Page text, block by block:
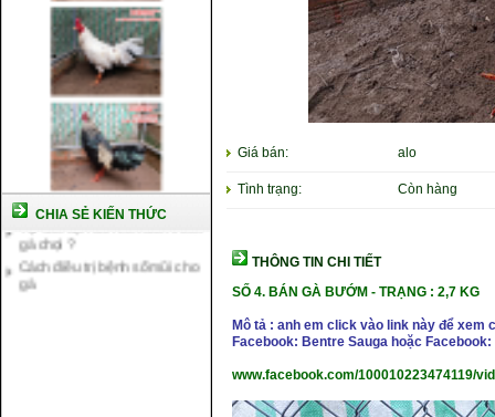
CHIA SẺ KIẾN THỨC
Cách nuôi gà chế độ đá c1
Cách nuôi gà đông tảo thuần
chủng
Kỹ thuật nuôi gà con mới nở
Hướng dẫn nuôi gà đá
Tại sao bạn cần biết cách nuôi
Cách điều trị bệnh sổ mũi cho
gà
Giá bán: alo
Tình trạng: Còn hàng
THÔNG TIN CHI TIẾT
SỐ 4. BÁN GÀ BƯỚM - TRẠNG : 2,7 KG
Mô tả : anh em click vào link này để
Facebook: Bentre Sauga hoặc Facebook:
www.facebook.com/100010223474119/